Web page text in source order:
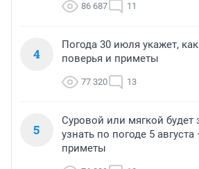
86 687 11
4
Погода 30 июля укажет,
поверья и приметы
77 320 13
5
Суровой или мягкой
узнать по погоде 5
приметы